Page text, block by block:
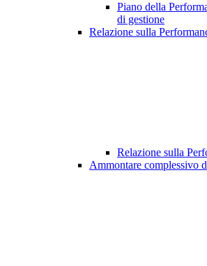
Piano della
di gestione
Relazione sulla
Relazione sulla
Ammontare complessivo